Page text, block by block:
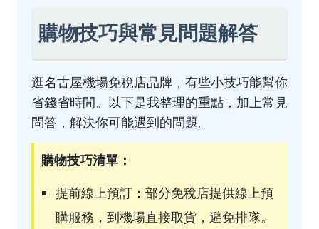
購物技巧與常見問題解答
逛名古屋機場免稅店品牌，有些小技巧能幫你
省錢省時間。以下是我整理的重點，加上常見
問答，解決你可能遇到的問題。
購物技巧清單：
提前線上預訂：部分免稅店提供線上預
購服務，到機場直接取貨，避免排隊。